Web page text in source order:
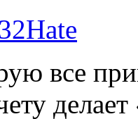
Hate
все